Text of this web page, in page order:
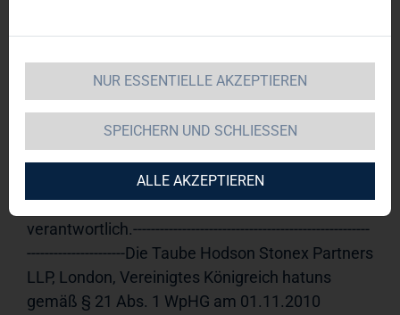
Verbreitung
TAG Immobilien AG  / Veröffentlichung einer
Mitteilung nach § 21 Abs. 1 WpHG
01.11.2010 13:34Veröffentlichung einer
DGAP - ein Unternehmen der EquityStory AG.Für
den Inhalt der Mitteilung ist der Emittent
verantwortlich.-----------------------------------------------------
----------------------Die Taube Hodson Stonex Partners
LLP, London, Vereinigtes Königreich hatuns
gemäß § 21 Abs. 1 WpHG am 01.11.2010
NUR ESSENTIELLE AKZEPTIEREN
SPEICHERN UND SCHLIESSEN
ALLE AKZEPTIEREN